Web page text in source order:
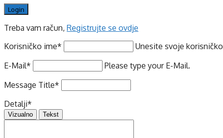
Treba vam račun, Registrujte se ovdje
Korisničko ime*
Unesite svoje
E-Mail*
Please type your E-Mail.
Message Title*
Detalji*
Vizualno Tekst